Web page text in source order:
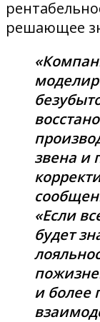
решающее
звена и
«Если
будет
и более